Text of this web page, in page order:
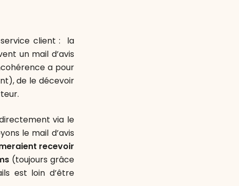
client :
la
un mail d’avis
a pour
de le décevoir
via le
le mail d’avis
recevoir
(toujours grâce
est loin d’être